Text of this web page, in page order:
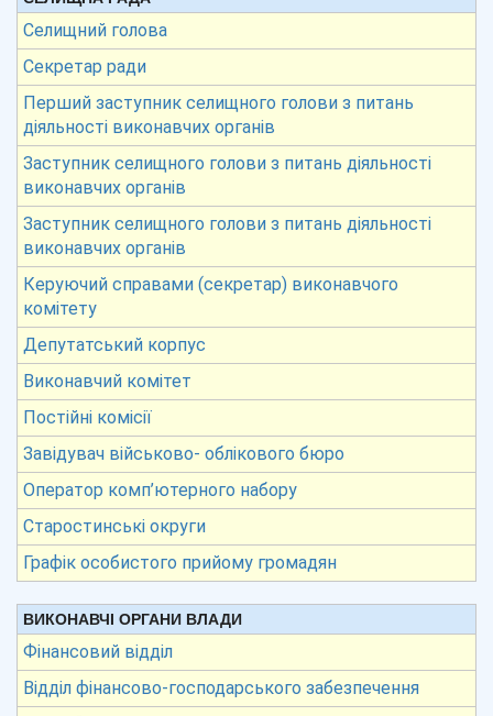
Селищний голова
Секретар ради
Перший заступник селищного голови з питань
діяльності виконавчих органів
Заступник селищного голови з питань діяльності
виконавчих органів
Заступник селищного голови з питань діяльності
виконавчих органів
Керуючий справами (секретар) виконавчого
комітету
Депутатський корпус
Виконавчий комітет
Постійні комісії
Завідувач військово- облікового бюро
Оператор комп’ютерного набору
Старостинські округи
Графік особистого прийому громадян
ВИКОНАВЧІ ОРГАНИ ВЛАДИ
Фінансовий відділ
Відділ фінансово-господарського забезпечення